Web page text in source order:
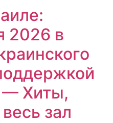
2026 в
Хиты,
зал